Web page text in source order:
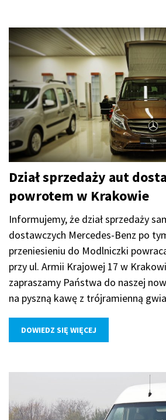
Dział sprzedaży aut
powrotem w Krakowie
Informujemy, że dział sprzedaży
dostawczych Mercedes-Benz po
przeniesieniu do Modlniczki
przy ul. Armii Krajowej 17 w
zapraszamy Państwa do naszej
na pyszną kawę z trójramienną
DOWIEDZ SIĘ WIĘCEJ